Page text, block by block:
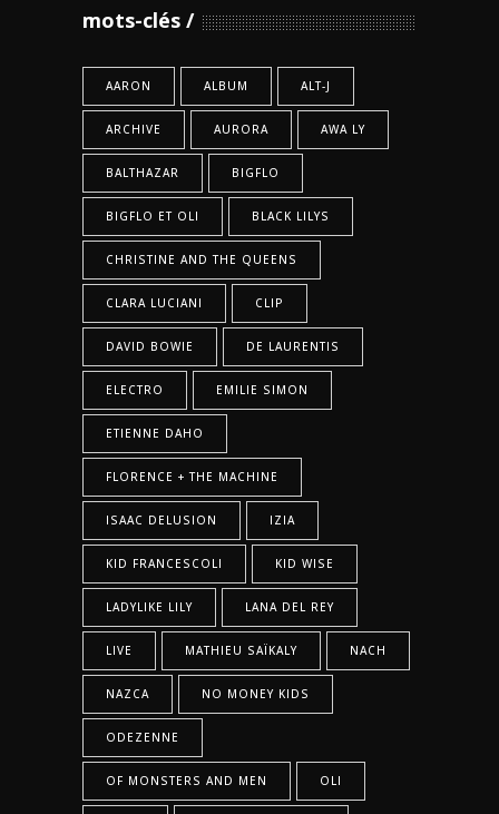
mots-clés
AARON ALBUM ALT-J
ARCHIVE AURORA AWA LY
BALTHAZAR BIGFLO
BIGFLO ET OLI BLACK LILYS
CHRISTINE AND THE QUEENS
CLARA LUCIANI CLIP
DAVID BOWIE DE LAURENTIS
ELECTRO EMILIE SIMON
ETIENNE DAHO
FLORENCE + THE MACHINE
ISAAC DELUSION IZIA
KID FRANCESCOLI KID WISE
LADYLIKE LILY LANA DEL REY
LIVE MATHIEU SAÏKALY NACH
NAZCA NO MONEY KIDS
ODEZENNE
OF MONSTERS AND MEN OLI